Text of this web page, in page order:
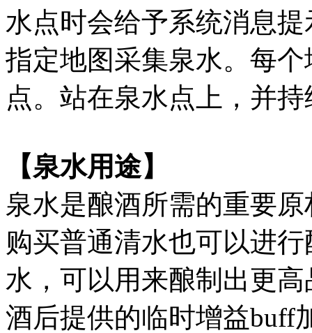
水点时会给予系统消息
指定地图采集泉水。每
点。站在泉水点上，并
【泉水用途】
泉水是酿酒所需的重要
购买普通清水也可以进
水，可以用来酿制出更
酒后提供的临时增益buff